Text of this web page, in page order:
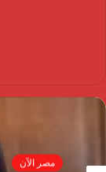
مصر الآن